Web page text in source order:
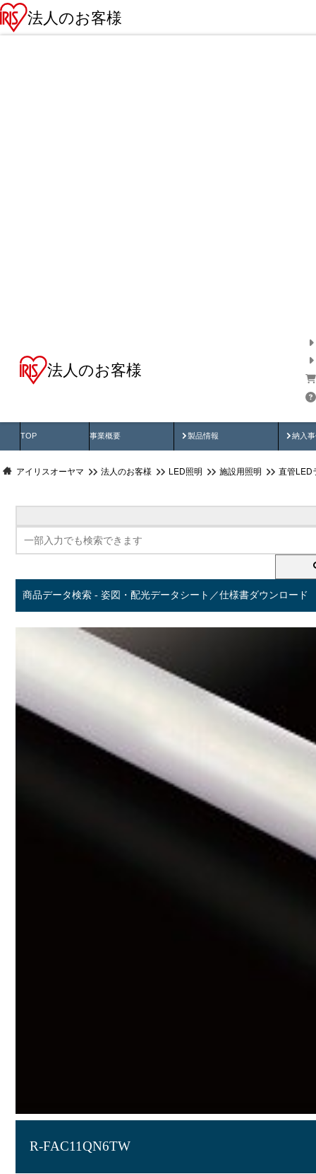
法人のお客様
法人のお客様
TOP 事業概要 製品情報
製品動画 納入
納
アイリスオーヤマ 法人のお客様 LED照明 施設用照明 直管LED
商品データ検索 - 姿図・配光データシート／仕様書ダウンロード
R-FAC11QN6TW